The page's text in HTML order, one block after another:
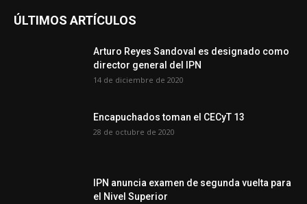
ÚLTIMOS ARTÍCULOS
Arturo Reyes Sandoval es designado como
director general del IPN
14 de diciembre de 2020
Encapuchados toman el CECyT 13
28 de octubre de 2020
IPN anuncia examen de segunda vuelta para
el Nivel Superior